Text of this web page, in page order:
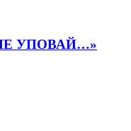
УПОВАЙ…»